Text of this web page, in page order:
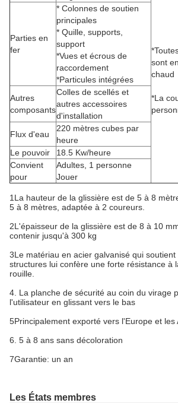
sont
chaud
*La
Parties en
fer
* Colonnes de soutien
principales
* Quille, supports,
support
*Vues et écrous de
raccordement
*Particules intégrées
Autres
composants
Colles de scellés et
autres accessoires
d'installation
Flux d'eau
220 mètres cubes par
heure
Le pouvoir
18.5 Kw/heure
Convient
pour
Adultes, 1 personne
Jouer
1La hauteur de la glissière est de 5 à 8
5 à 8 mètres, adaptée à 2 coureurs.
2L'épaisseur de la glissière est de 8 à 10
contenir jusqu'à 300 kg
3Le matériau en acier galvanisé qui
structures lui confère une forte résistance à
rouille.
4. La planche de sécurité au coin du virage
l'utilisateur en glissant vers le bas
5Principalement exporté vers l'Europe et les
6. 5 à 8 ans sans décoloration
7Garantie: un an
Les États membres